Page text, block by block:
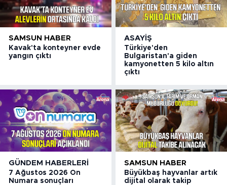
SAMSUN HABER
Kavak'ta konteyner evde
yangın çıktı
ASAYIŞ
Türkiye'den
Bulgaristan'a giden
kamyonetten 5 kilo altın
çıktı
GÜNDEM HABERLERI
7 Ağustos 2026 On
Numara sonuçları
SAMSUN HABER
Büyükbaş hayvanlar artık
dijital olarak takip